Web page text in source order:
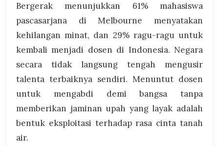
Bergerak menunjukkan 61% mahasiswa
pascasarjana di Melbourne menyatakan
kehilangan minat, dan 29% ragu-ragu untuk
kembali menjadi dosen di Indonesia. Negara
secara tidak langsung tengah mengusir
talenta terbaiknya sendiri. Menuntut dosen
untuk mengabdi demi bangsa tanpa
memberikan jaminan upah yang layak adalah
bentuk eksploitasi terhadap rasa cinta tanah
air.